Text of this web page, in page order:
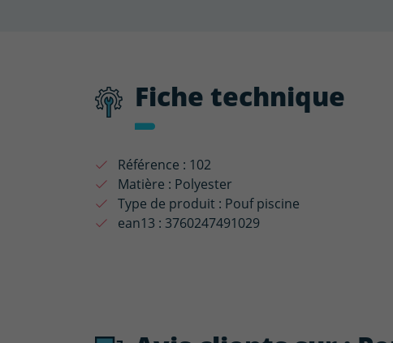
Fiche technique
Référence : 102
Matière : Polyester
Type de produit : Pouf piscine
ean13 : 3760247491029